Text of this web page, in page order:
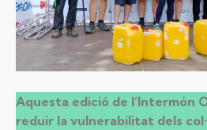
Aquesta edició de l’Intermón
reduir la vulnerabilitat dels